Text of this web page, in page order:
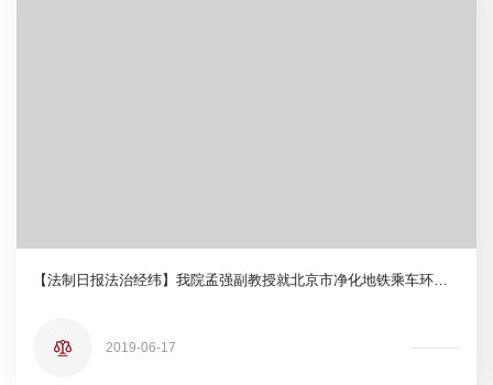
2019-06-17